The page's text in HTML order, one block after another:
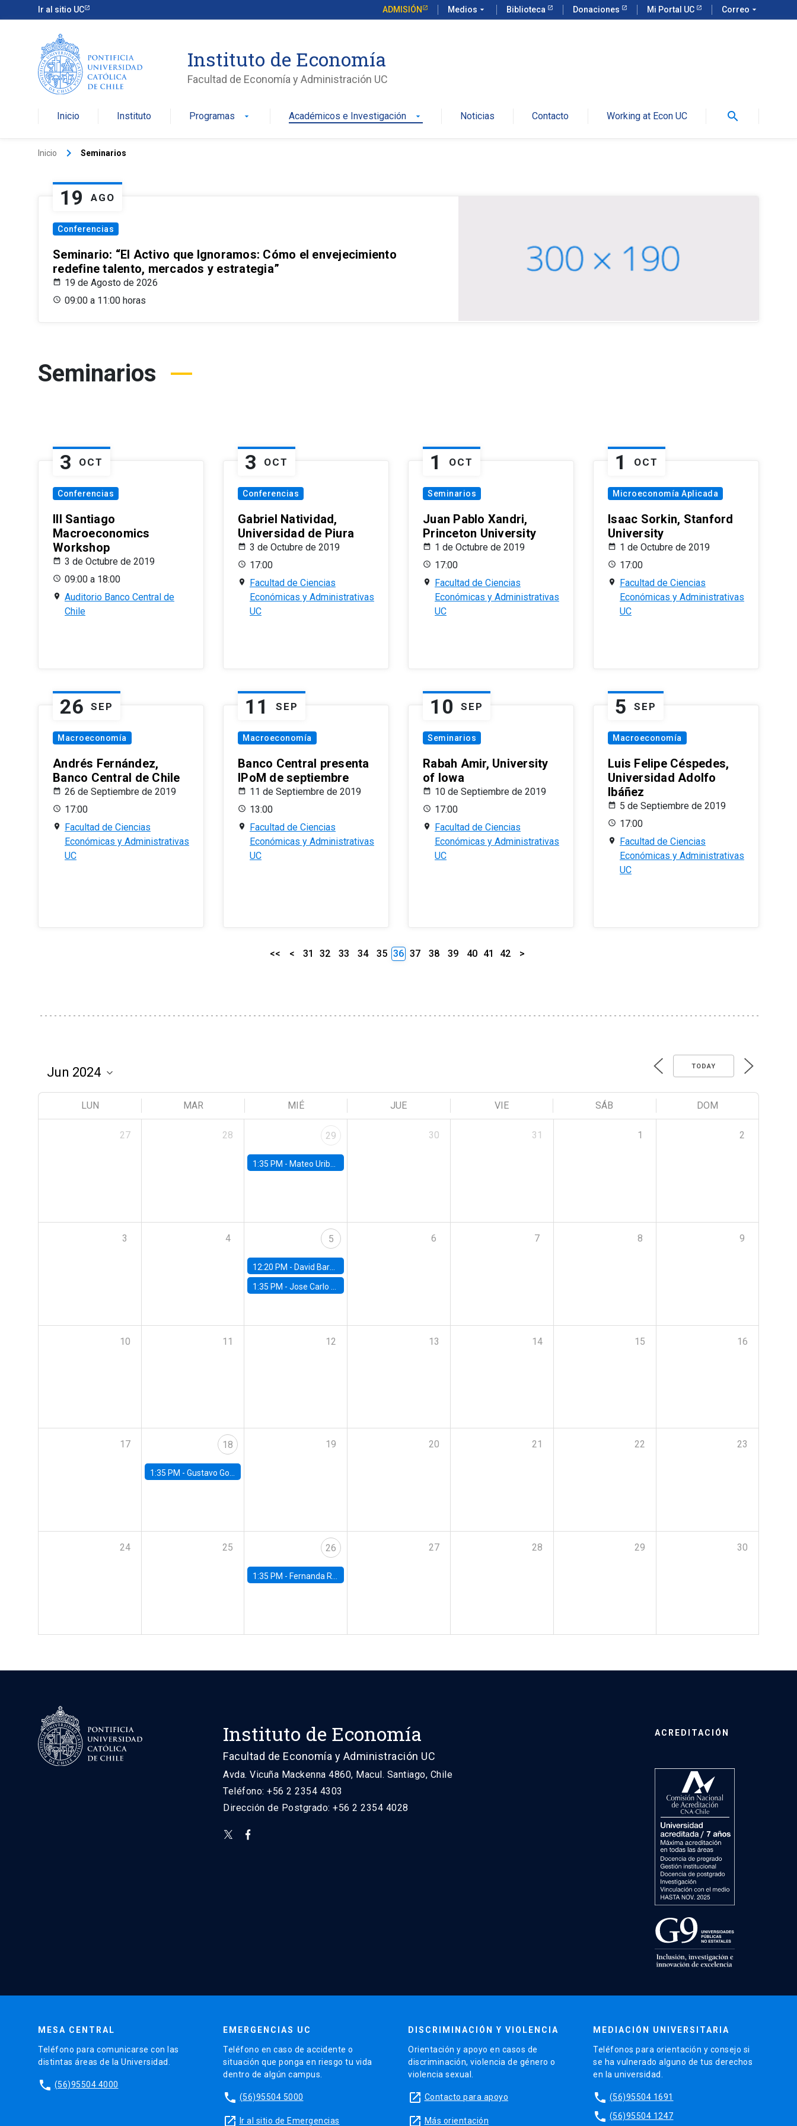
Ir al sitio UC ADMISIÓN Medios arrow_drop_down Biblioteca Donaciones Mi Portal UC Correo arrow_drop_down
Instituto de Economía
Facultad de Economía y Administración UC
Inicio Instituto Programas arrow_drop_down Académicos e Investigación arrow_drop_down Noticias Contacto Working at Econ UC search
Inicio keyboard_arrow_right Seminarios
19 AGO
Conferencias
Seminario: “El Activo que Ignoramos: Cómo el envejecimiento
redefine talento, mercados y estrategia”
19 de Agosto de 2026
09:00 a 11:00 horas
Seminarios
3 OCT
Conferencias
III Santiago
Macroeconomics
Workshop
3 de Octubre de 2019
09:00 a 18:00
Auditorio Banco Central de
Chile
3 OCT
Conferencias
Gabriel Natividad,
Universidad de Piura
3 de Octubre de 2019
17:00
Facultad de Ciencias
Económicas y Administrativas
UC
1 OCT
Seminarios
Juan Pablo Xandri,
Princeton University
1 de Octubre de 2019
17:00
Facultad de Ciencias
Económicas y Administrativas
UC
1 OCT
Microeconomía Aplicada
Isaac Sorkin, Stanford
University
1 de Octubre de 2019
17:00
Facultad de Ciencias
Económicas y Administrativas
UC
26 SEP
Macroeconomía
Andrés Fernández,
Banco Central de Chile
26 de Septiembre de 2019
17:00
Facultad de Ciencias
Económicas y Administrativas
UC
11 SEP
Macroeconomía
Banco Central presenta
IPoM de septiembre
11 de Septiembre de 2019
13:00
Facultad de Ciencias
Económicas y Administrativas
UC
10 SEP
Seminarios
Rabah Amir, University
of Iowa
10 de Septiembre de 2019
17:00
Facultad de Ciencias
Económicas y Administrativas
UC
5 SEP
Macroeconomía
Luis Felipe Céspedes,
Universidad Adolfo
Ibáñez
5 de Septiembre de 2019
17:00
Facultad de Ciencias
Económicas y Administrativas
UC
<< < 31 32 33 34 35 36 37 38 39 40 41 42 >
TODAY
LUN MAR MIÉ JUE VIE SÁB DOM
27 28 29
1:35 PM - Mateo Uribe-Castro, Universidad de los Andes (Colombia)
30 31 1 2
3 4 5
12:20 PM - David Bardey, Universidad de los Andes - CEDE
1:35 PM -Jose Carlo Bermudez, UC (ME) & World Bank
6 7 8 9
10 11 12 13 14 15 16
17 18
1:35 PM - Gustavo González, Banco Central de Chile
19 20 21 22 23
24 25 26
1:35 PM - Fernanda Rojas Ampuero, University of Wisconsin-Madison
27 28 29 30
Instituto de Economía
Facultad de Economía y Administración UC
Avda. Vicuña Mackenna 4860, Macul. Santiago, Chile
Teléfono: +56 2 2354 4303
Dirección de Postgrado: +56 2 2354 4028
ACREDITACIÓN
MESA CENTRAL
Teléfono para comunicarse con las
distintas áreas de la Universidad.
phone (56)95504 4000
EMERGENCIAS UC
Teléfono en caso de accidente o
situación que ponga en riesgo tu vida
dentro de algún campus.
phone (56)95504 5000
launch Ir al sitio de Emergencias
DISCRIMINACIÓN Y VIOLENCIA
Orientación y apoyo en casos de
discriminación, violencia de género o
violencia sexual.
launch Contacto para apoyo
launch Más orientación
MEDIACIÓN UNIVERSITARIA
Teléfonos para orientación y consejo si
se ha vulnerado alguno de tus derechos
en la universidad.
phone (56)95504 1691
phone (56)95504 1247